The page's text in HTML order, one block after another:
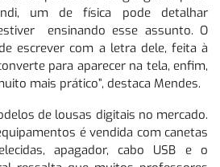
um de física pode detalhar
ensinando esse assunto. O
escrever com a letra dele, feita à
para aparecer na tela, enfim,
mais prático”, destaca Mendes.
de lousas digitais no mercado.
é vendida com canetas
apagador, cabo USB e o